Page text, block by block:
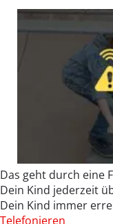
Das geht durch eine
Dein Kind jederzeit
Dein Kind immer
Telefonieren